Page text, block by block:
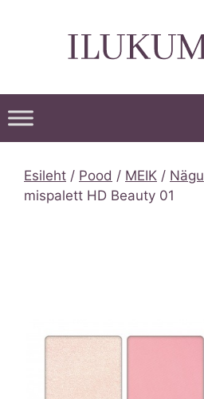
Esileht / Pood / MEIK / Nägu
mispalett HD Beauty 01